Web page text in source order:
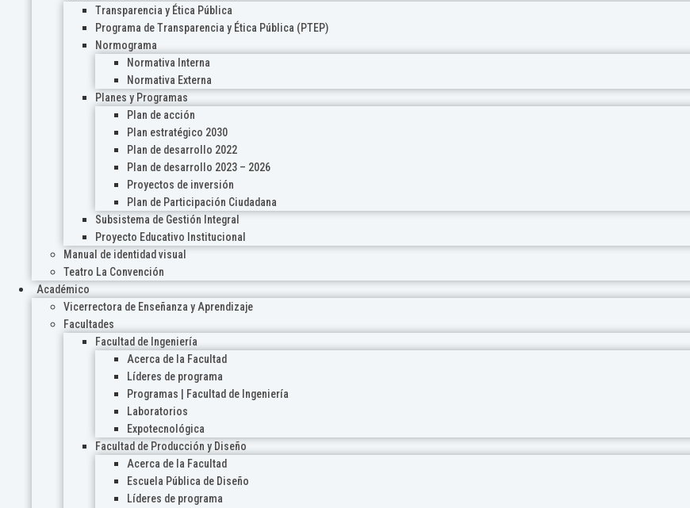
Transparencia y Ética Pública
Programa de Transparencia y Ética Pública (PTEP)
Normograma
Normativa Interna
Normativa Externa
Planes y Programas
Plan de acción
Plan estratégico 2030
Plan de desarrollo 2022
Plan de desarrollo 2023 – 2026
Proyectos de inversión
Plan de Participación Ciudadana
Subsistema de Gestión Integral
Proyecto Educativo Institucional
Manual de identidad visual
Teatro La Convención
Académico
Vicerrectora de Enseñanza y Aprendizaje
Facultades
Facultad de Ingeniería
Acerca de la Facultad
Líderes de programa
Programas | Facultad de Ingeniería
Laboratorios
Expotecnológica
Facultad de Producción y Diseño
Acerca de la Facultad
Escuela Pública de Diseño
Líderes de programa